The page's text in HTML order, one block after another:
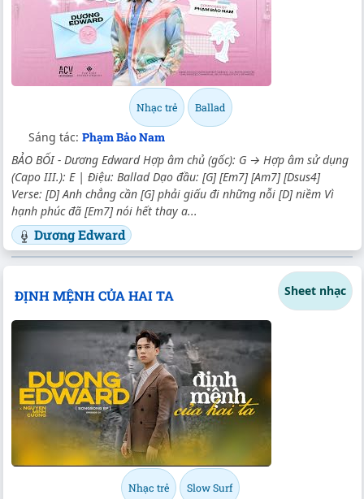
Nhạc trẻ Ballad
Sáng tác: Phạm Bảo Nam
BẢO BỐI - Dương Edward Hợp âm chủ (gốc): G → Hợp âm sử dụng
(Capo III.): E | Điệu: Ballad Dạo đầu: [G] [Em7] [Am7] [Dsus4]
Verse: [D] Anh chẳng cần [G] phải giấu đi những nỗi [D] niềm Vì
hạnh phúc đã [Em7] nói hết thay a...
Dương Edward
ĐỊNH MỆNH CỦA HAI TA Sheet nhạc
Nhạc trẻ Slow Surf